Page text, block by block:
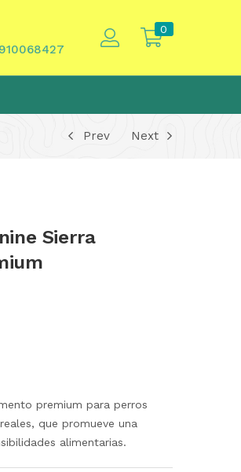
0
Prev Next
Sierra
premium para perros
que promueve una
alimentarias.